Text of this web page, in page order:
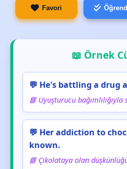
Favori
📖 Örnek
💬 He's battling a drug
📘 Uyuşturucu bağımlılığıyla
💬 Her addiction to
known.
📘 Çikolataya olan